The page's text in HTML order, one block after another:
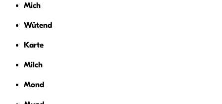
Mich
Wütend
Karte
Milch
Mond